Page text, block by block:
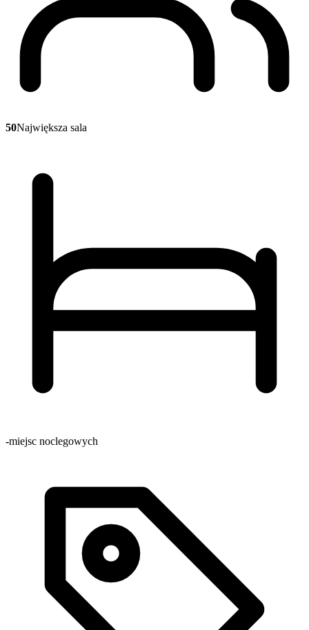
50Największa sala
-miejsc noclegowych